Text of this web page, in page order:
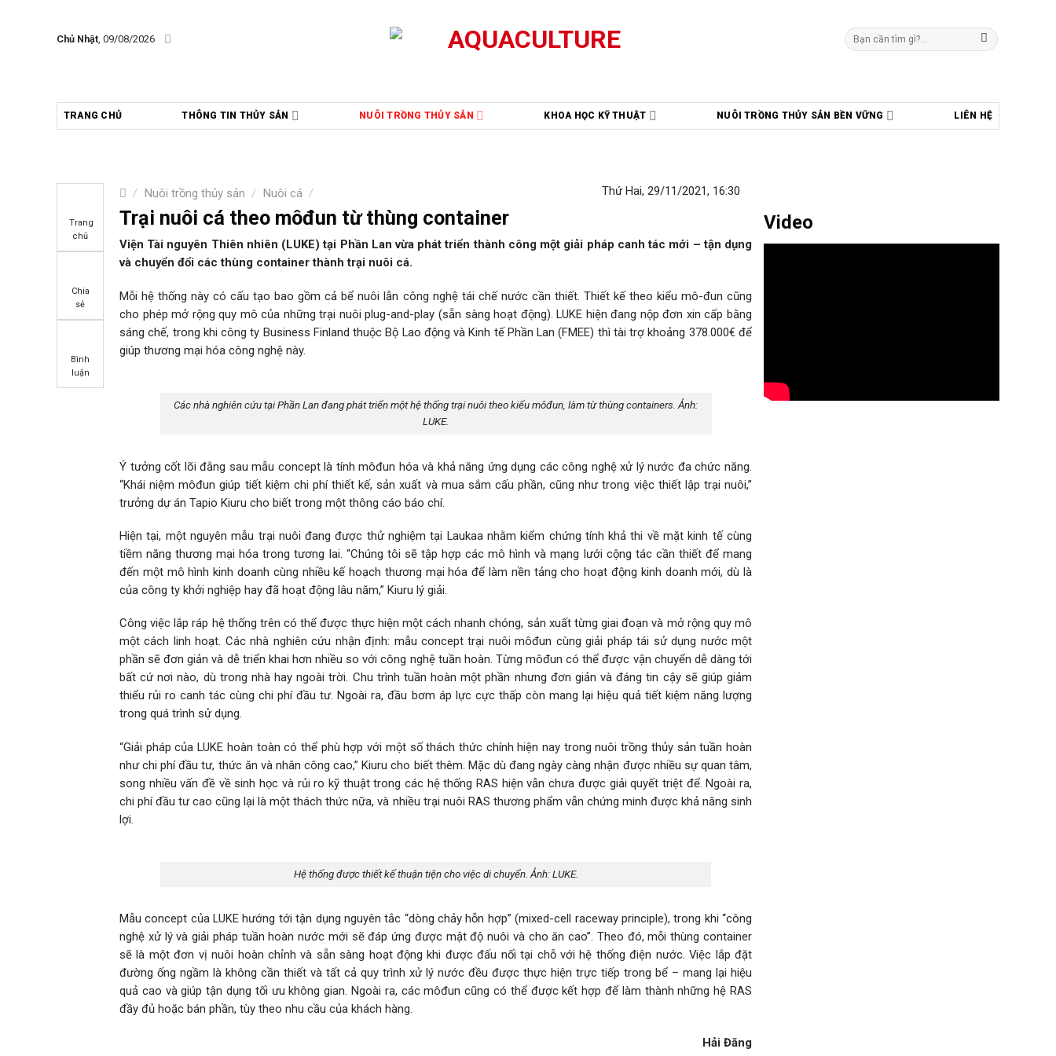
Chủ Nhật, 09/08/2026
Tìm
kiếm:
TRANG CHỦ THÔNG TIN THỦY SẢN NUÔI TRỒNG THỦY SẢN KHOA HỌC KỸ THUẬT NUÔI TRỒNG THỦY SẢN BỀN VỮNG LIÊN HỆ
/ Nuôi trồng thủy sản / Nuôi cá /
Trang
chủ
Chia
sẻ
Bình
luận
Thứ Hai, 29/11/2021, 16:30
Trại nuôi cá theo môđun từ thùng container
Viện Tài nguyên Thiên nhiên (LUKE) tại Phần Lan vừa phát triển thành công một giải pháp canh tác mới – tận dụng
và chuyển đổi các thùng container thành trại nuôi cá.
Mỗi hệ thống này có cấu tạo bao gồm cả bể nuôi lẫn công nghệ tái chế nước cần thiết. Thiết kế theo kiểu mô-đun cũng
cho phép mở rộng quy mô của những trại nuôi plug-and-play (sẵn sàng hoạt động). LUKE hiện đang nộp đơn xin cấp bằng
sáng chế, trong khi công ty Business Finland thuộc Bộ Lao động và Kinh tế Phần Lan (FMEE) thì tài trợ khoảng 378.000€ để
giúp thương mại hóa công nghệ này.
Các nhà nghiên cứu tại Phần Lan đang phát triển một hệ thống trại nuôi theo kiểu môđun, làm từ thùng containers. Ảnh:
LUKE.
Ý tưởng cốt lõi đằng sau mẫu concept là tính môđun hóa và khả năng ứng dụng các công nghệ xử lý nước đa chức năng.
“Khái niệm môđun giúp tiết kiệm chi phí thiết kế, sản xuất và mua sắm cấu phần, cũng như trong việc thiết lập trại nuôi,”
trưởng dự án Tapio Kiuru cho biết trong một thông cáo báo chí.
Hiện tại, một nguyên mẫu trại nuôi đang được thử nghiệm tại Laukaa nhằm kiểm chứng tính khả thi về mặt kinh tế cùng
tiềm năng thương mại hóa trong tương lai. “Chúng tôi sẽ tập hợp các mô hình và mạng lưới cộng tác cần thiết để mang
đến một mô hình kinh doanh cùng nhiều kế hoạch thương mại hóa để làm nền tảng cho hoạt động kinh doanh mới, dù là
của công ty khởi nghiệp hay đã hoạt động lâu năm,” Kiuru lý giải.
Công việc lắp ráp hệ thống trên có thể được thực hiện một cách nhanh chóng, sản xuất từng giai đoạn và mở rộng quy mô
một cách linh hoạt. Các nhà nghiên cứu nhận định: mẫu concept trại nuôi môđun cùng giải pháp tái sử dụng nước một
phần sẽ đơn giản và dễ triển khai hơn nhiều so với công nghệ tuần hoàn. Từng môđun có thể được vận chuyển dễ dàng tới
bất cứ nơi nào, dù trong nhà hay ngoài trời. Chu trình tuần hoàn một phần nhưng đơn giản và đáng tin cậy sẽ giúp giảm
thiểu rủi ro canh tác cùng chi phí đầu tư. Ngoài ra, đầu bơm áp lực cực thấp còn mang lại hiệu quả tiết kiệm năng lượng
trong quá trình sử dụng.
“Giải pháp của LUKE hoàn toàn có thể phù hợp với một số thách thức chính hiện nay trong nuôi trồng thủy sản tuần hoàn
như chi phí đầu tư, thức ăn và nhân công cao,” Kiuru cho biết thêm. Mặc dù đang ngày càng nhận được nhiều sự quan tâm,
song nhiều vấn đề về sinh học và rủi ro kỹ thuật trong các hệ thống RAS hiện vẫn chưa được giải quyết triệt để. Ngoài ra,
chi phí đầu tư cao cũng lại là một thách thức nữa, và nhiều trại nuôi RAS thương phẩm vẫn chứng minh được khả năng sinh
lợi.
Hệ thống được thiết kế thuận tiện cho việc di chuyển. Ảnh: LUKE.
Mẫu concept của LUKE hướng tới tận dụng nguyên tắc “dòng chảy hỗn hợp” (mixed-cell raceway principle), trong khi “công
nghệ xử lý và giải pháp tuần hoàn nước mới sẽ đáp ứng được mật độ nuôi và cho ăn cao”. Theo đó, mỗi thùng container
sẽ là một đơn vị nuôi hoàn chỉnh và sẵn sàng hoạt động khi được đấu nối tại chỗ với hệ thống điện nước. Việc lắp đặt
đường ống ngầm là không cần thiết và tất cả quy trình xử lý nước đều được thực hiện trực tiếp trong bể – mang lại hiệu
quả cao và giúp tận dụng tối ưu không gian. Ngoài ra, các môđun cũng có thể được kết hợp để làm thành những hệ RAS
đầy đủ hoặc bán phần, tùy theo nhu cầu của khách hàng.
Hải Đăng
Video